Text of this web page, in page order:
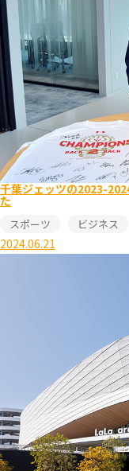
千葉ジェッツの2023-
た
スポーツ ビジネス
2024.06.21